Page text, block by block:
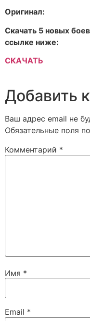
Оригинал:
Скачать 5 новых
ссылке ниже:
СКАЧАТЬ
Добавить
Ваш адрес email не
Обязательные поля
Комментарий *
Имя *
Email *